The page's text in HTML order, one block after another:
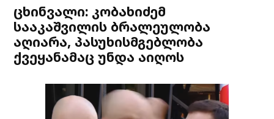
ცხინვალი: კობახიძემ
სააკაშვილის ბრალეულობა
აღიარა, პასუხისმგებლობა
ქვეყანამაც უნდა აიღოს